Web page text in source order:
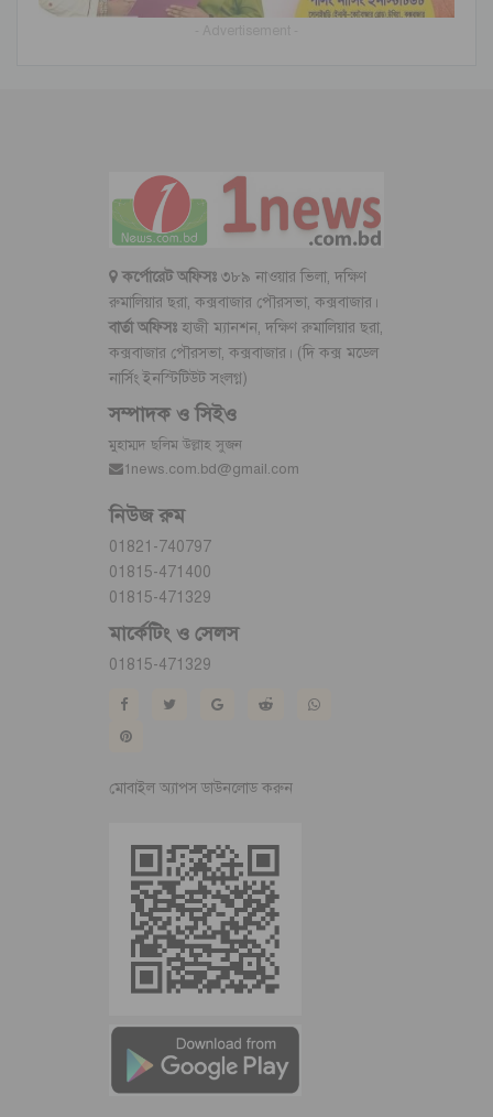
কর্পোরেট অফিসঃ৩৮৯ নাওয়ার ভিলা, দক্ষিণ
রুমালিয়ার ছরা, কক্সবাজার পৌরসভা, কক্সবাজার।
বার্তা অফিসঃ হাজী ম্যানশন, দক্ষিণ রুমালিয়ার ছরা,
কক্সবাজার পৌরসভা, কক্সবাজার। (দি কক্স মডেল
নার্সিং ইনস্টিটিউট সংলগ্ন)
সম্পাদক ও সিইও
মুহাম্মদ ছলিম উল্লাহ সুজন
1news.com.bd@gmail.com
নিউজ রুম
01821-740797
01815-471400
01815-471329
মার্কেটিং ও সেলস
01815-471329
মোবাইল অ্যাপস ডাউনলোড করুন